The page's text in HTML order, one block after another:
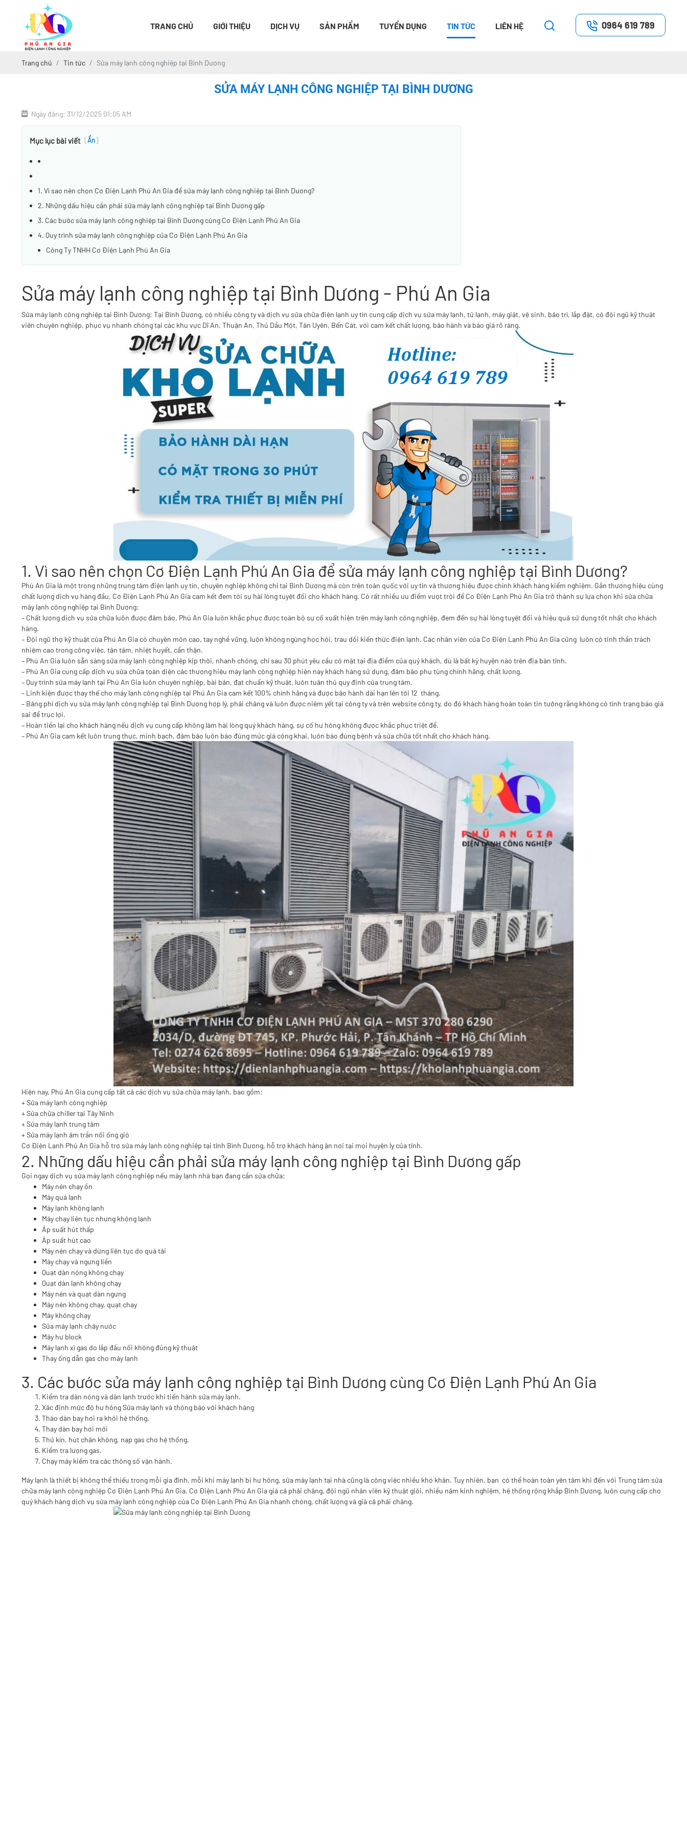
TRANG CHỦ GIỚI THIỆU DỊCH VỤ SẢN PHẨM TUYỂN DỤNG TIN TỨC LIÊN HỆ 0964 619 789
Trang chủ Tin tức Sửa máy lạnh công nghiệp tại Bình Dương
SỬA MÁY LẠNH CÔNG NGHIỆP TẠI BÌNH DƯƠNG
Ngày đăng: 31/12/2025 01:05 AM
Mục lục bài viết [Ẩn]
1. Vì sao nên chọn Cơ Điện Lạnh Phú An Gia để sửa máy lạnh công nghiệp tại Bình Dương?
2. Những dấu hiệu cần phải sửa máy lạnh công nghiệp tại Bình Dương gấp
3. Các bước sửa máy lạnh công nghiệp tại Bình Dương cùng Cơ Điện Lạnh Phú An Gia
4. Quy trình sửa máy lạnh công nghiệp của Cơ Điện Lạnh Phú An Gia
Công Ty TNHH Cơ Điện Lạnh Phú An Gia
Sửa máy lạnh công nghiệp tại Bình Dương - Phú An Gia
Sửa máy lạnh công nghiệp tại Bình Dương: Tại Bình Dương, có nhiều công ty và dịch vụ sửa chữa điện lạnh uy tín cung cấp dịch vụ sửa máy lạnh, tủ lạnh, máy giặt, vệ sinh, bảo trì, lắp đặt, có đội ngũ kỹ thuật
viên chuyên nghiệp, phục vụ nhanh chóng tại các khu vực Dĩ An, Thuận An, Thủ Dầu Một, Tân Uyên, Bến Cát, với cam kết chất lượng, bảo hành và báo giá rõ ràng.
1. Vì sao nên chọn Cơ Điện Lạnh Phú An Gia để sửa máy lạnh công nghiệp tại Bình Dương?
Phú An Gia là một trong những trung tâm điện lạnh uy tín, chuyên nghiệp không chỉ tại Bình Dương mà còn trên toàn quốc với uy tín và thương hiệu được chính khách hàng kiểm nghiệm. Gắn thương hiệu cùng
chất lượng dịch vụ hàng đầu, Cơ Điện Lạnh Phú An Gia cam kết đem tới sự hài lòng tuyệt đối cho khách hàng. Có rất nhiều ưu điểm vượt trội để Cơ Điện Lạnh Phú An Gia trở thành sự lựa chọn khi sửa chữa
máy lạnh công nghiệp tại Bình Dương:
– Chất lượng dịch vụ sửa chữa luôn được đảm bảo. Phú An Gia luôn khắc phục được toàn bộ sự cố xuất hiện trên máy lạnh công nghiệp, đem đến sự hài lòng tuyệt đối và hiệu quả sử dụng tốt nhất cho khách
hàng.
– Đội ngũ thợ kỹ thuật của Phú An Gia có chuyên môn cao, tay nghề vững, luôn không ngừng học hỏi, trau dồi kiến thức điện lạnh. Các nhân viên của Cơ Điện Lạnh Phú An Gia cũng luôn có tinh thần trách
nhiệm cao trong công việc, tận tâm, nhiệt huyết, cẩn thận.
– Phú An Gia luôn sẵn sàng sửa máy lạnh công nghiệp kịp thời, nhanh chóng, chỉ sau 30 phút yêu cầu có mặt tại địa điểm của quý khách, dù là bất kỳ huyện nào trên địa bàn tỉnh.
– Phú An Gia cung cấp dịch vụ sửa chữa toàn diện các thương hiệu máy lạnh công nghiệp hiện nay khách hàng sử dụng, đảm bảo phụ tùng chính hãng, chất lượng.
– Quy trình sửa máy lạnh tại Phú An Gia luôn chuyên nghiệp, bài bản, đạt chuẩn kỹ thuật, luôn tuân thủ quy định của trung tâm.
– Linh kiện được thay thế cho máy lạnh công nghiệp tại Phú An Gia cam kết 100% chính hãng và được bảo hành dài hạn lên tới 12 tháng.
– Bảng phí dịch vụ sửa máy lạnh công nghiệp tại Bình Dương hợp lý, phải chăng và luôn được niêm yết tại công ty và trên website công ty, do đó khách hàng hoàn toàn tin tưởng rằng không có tình trạng báo giá
sai để trục lợi.
– Hoàn tiền lại cho khách hàng nếu dịch vụ cung cấp không làm hài lòng quý khách hàng, sự cố hư hỏng không được khắc phục triệt để.
– Phú An Gia cam kết luôn trung thực, minh bạch, đảm bảo luôn báo đúng mức giá công khai, luôn báo đúng bệnh và sửa chữa tốt nhất cho khách hàng.
Hiện nay, Phú An Gia cung cấp tất cả các dịch vụ sửa chữa máy lạnh, bao gồm:
+ Sửa máy lạnh công nghiệp
+Sửa chữa chiller tại Tây Ninh
+ Sửa máy lạnh trung tâm
+ Sửa máy lạnh âm trần nối ống gió
Cơ Điện Lạnh Phú An Gia hỗ trợ sửa máy lạnh công nghiệp tại tỉnh Bình Dương, hỗ trợ khách hàng ận nơi tại mọi huyện lỵ của tỉnh.
2. Những dấu hiệu cần phải sửa máy lạnh công nghiệp tại Bình Dương gấp
Gọi ngay dịch vụ sửa máy lạnh công nghiệp nếu máy lạnh nhà bạn đang cần sửa chữa:
Máy nén chạy ồn
Máy quá lạnh
Máy lạnh không lạnh
Máy chạy liên tục nhưng không lạnh
Áp suất hút thấp
Áp suất hút cao
Máy nén chạy và dừng liên tục do quá tải
Máy chạy và ngưng liền
Quạt dàn nóng không chạy
Quạt dàn lạnh không chạy
Máy nén và quạt dàn ngưng
Máy nén không chạy, quạt chạy
Máy không chạy
Sửa máy lạnh chảy nước
Máy hư block
Máy lạnh xì gas do lắp đầu nối không đúng kỹ thuật
Thay ống dẫn gas cho máy lạnh
3. Các bước sửa máy lạnh công nghiệp tại Bình Dương cùng Cơ Điện Lạnh Phú An Gia
Kiểm tra dàn nóng và dàn lạnh trước khi tiến hành sửa máy lạnh.
Xác định mức độ hư hỏng Sửa máy lạnh và thông báo với khách hàng
Tháo dàn bay hơi ra khỏi hệ thống.
Thay dàn bay hơi mới
Thử kín, hút chân không, nạp gas cho hệ thống.
Kiểm tra lượng gas.
Chạy máy kiểm tra các thông số vận hành.
Máy lạnh là thiết bị không thể thiếu trong mỗi gia đình, mỗi khi máy lạnh bị hư hỏng, sửa máy lạnh tại nhà cũng là công việc nhiều khó khăn. Tuy nhiên, bạn có thể hoàn toàn yên tâm khi đến với Trung tâm sửa
chữa máy lạnh công nghiệp Cơ Điện Lạnh Phú An Gia. Cơ Điện Lạnh Phú An Gia giá cả phải chăng, đội ngũ nhân viên kỹ thuật giỏi, nhiều năm kinh nghiệm, hệ thống rộng khắp Bình Dương, luôn cung cấp cho
quý khách hàng dịch vụ sửa máy lạnh công nghiệp của Cơ Điện Lạnh Phú An Gia nhanh chóng, chất lượng và giá cả phải chăng.